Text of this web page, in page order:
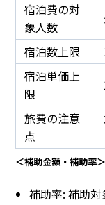
宿泊費の対
象人数
宿泊数上限
宿泊単価上
限
旅費の注意
点
＜補助金額・補助率＞
補助率: 補助